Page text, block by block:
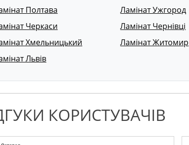
Полтава
Ламінат Ужгород
Черкаси
Ламінат Чернівці
Хмельницький
Ламінат Житомир
Львів
КОРИСТУВАЧІВ